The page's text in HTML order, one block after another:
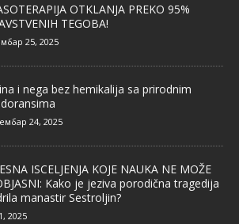
OTKLANJA PREKO 95%
TEGOBA!
25, 2025
i nega bez hemikalija sa prirodnim
24, 2025
ISCELJENJA KOJE NAUKA NE MOŽE
Kako je jeziva porodična tragedija
manastir Sestroljin?
2025